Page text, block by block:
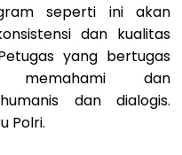
seperti ini akan
dan kualitas
yang bertugas
memahami dan
dan dialogis.
Polri.